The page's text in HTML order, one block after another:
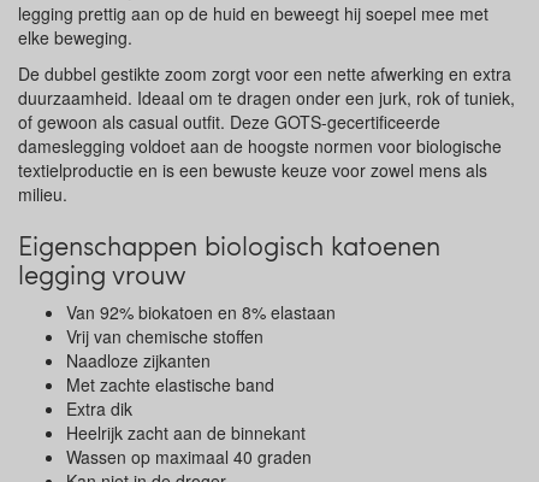
legging prettig aan op de huid en beweegt hij soepel mee met
elke beweging.
De dubbel gestikte zoom zorgt voor een nette afwerking en extra
duurzaamheid. Ideaal om te dragen onder een jurk, rok of tuniek,
of gewoon als casual outfit. Deze GOTS-gecertificeerde
dameslegging voldoet aan de hoogste normen voor biologische
textielproductie en is een bewuste keuze voor zowel mens als
milieu.
Eigenschappen biologisch katoenen
legging vrouw
Van 92% biokatoen en 8% elastaan
Vrij van chemische stoffen
Naadloze zijkanten
Met zachte elastische band
Extra dik
Heelrijk zacht aan de binnekant
Wassen op maximaal 40 graden